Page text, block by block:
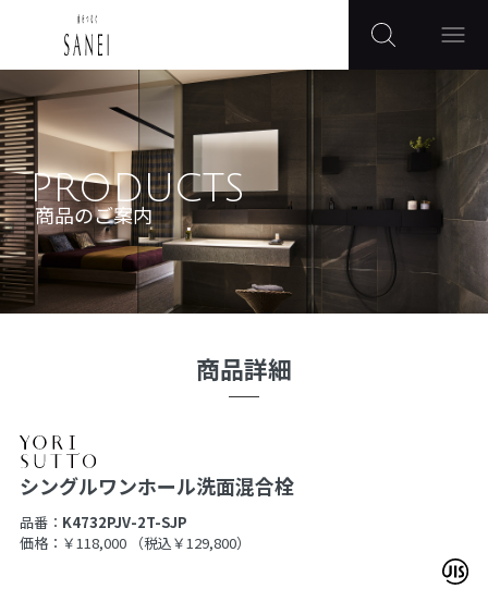
PRODUCTS
商品のご案内
商品詳細
シングルワンホール洗面混合栓
品番： K4732PJV-2T-SJP
価格：￥118,000
（税込￥129,800）